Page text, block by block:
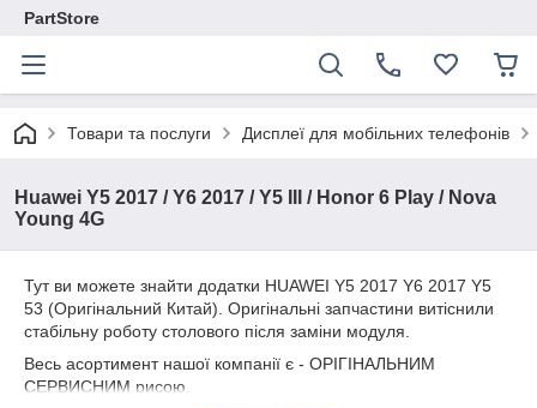
PartStore
Товари та послуги Дисплеї для мобільних телефонів
Huawei Y5 2017 / Y6 2017 / Y5 III / Honor 6 Play / Nova
Young 4G
Тут ви можете знайти додатки HUAWEI Y5 2017 Y6 2017 Y5
53 (Оригінальний Китай). Оригінальні запчастини витіснили
стабільну роботу столового після заміни модуля.
Весь асортимент нашої компанії є - ОРІГІНАЛЬНИМ
СЕРВИСНИМ рисою.